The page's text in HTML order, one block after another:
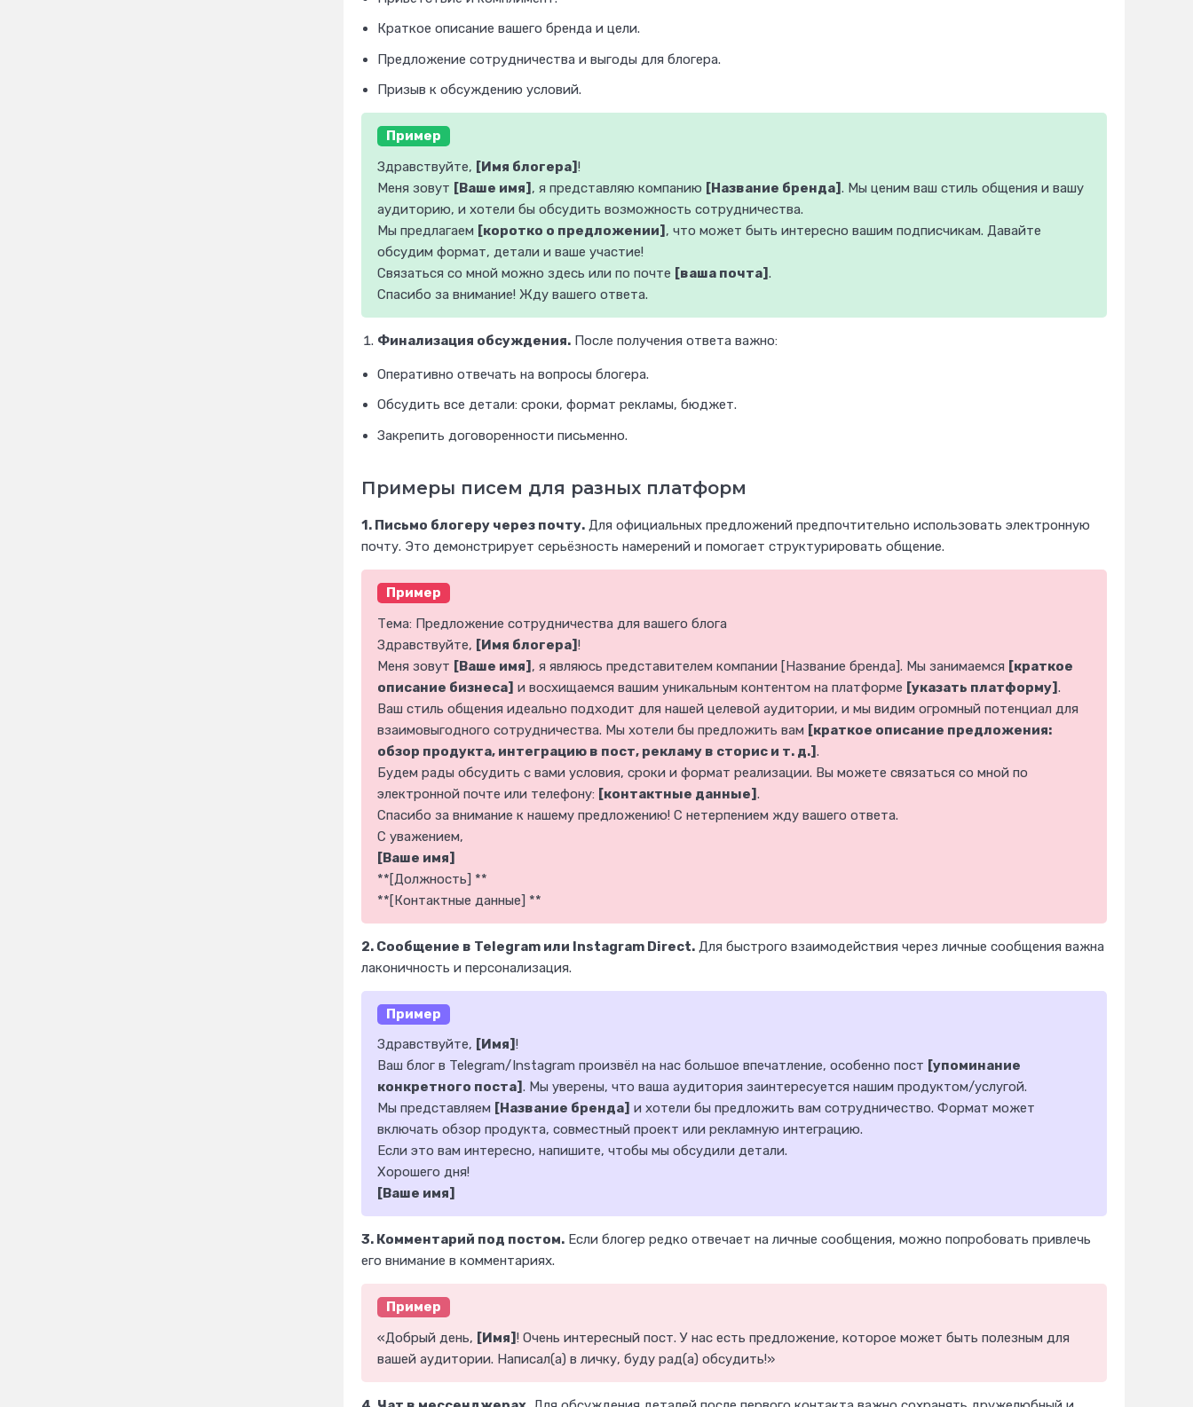
с
-
б
и
ж
е
?
Регистрируйтесь на Ворк24!
Х
о
е
ь
р
а
б
т
а
т
ь
у
д
а
л
н
о
?
Становись экспертом Ворк24!
Краткое описание вашего бренда и цели.
Предложение сотрудничества и выгоды для блогера.
Призыв к обсуждению условий.
Пример
Здравствуйте, [Имя блогера] !
Меня зовут [Ваше имя] , я представляю компанию [Название бренда] . Мы ценим ваш стиль общения и вашу
аудиторию, и хотели бы обсудить возможность сотрудничества.
Мы предлагаем [коротко о предложении] , что может быть интересно вашим подписчикам. Давайте
обсудим формат, детали и ваше участие!
Связаться со мной можно здесь или по почте [ваша почта] .
Спасибо за внимание! Жду вашего ответа.
Финализация обсуждения.После получения ответа важно:
Оперативно отвечать на вопросы блогера.
Обсудить все детали: сроки, формат рекламы, бюджет.
Закрепить договоренности письменно.
Примеры писем для разных платформ
1. Письмо блогеру через почту. Для официальных предложений предпочтительно использовать электронную
почту. Это демонстрирует серьёзность намерений и помогает структурировать общение.
Пример
Тема: Предложение сотрудничества для вашего блога
Здравствуйте, [Имя блогера] !
Меня зовут [Ваше имя] , я являюсь представителем компании [Название бренда]. Мы занимаемся [краткое
описание бизнеса] и восхищаемся вашим уникальным контентом на платформе [указать платформу] .
Ваш стиль общения идеально подходит для нашей целевой аудитории, и мы видим огромный потенциал для
взаимовыгодного сотрудничества. Мы хотели бы предложить вам [краткое описание предложения:
обзор продукта, интеграцию в пост, рекламу в сторис и т. д.] .
Будем рады обсудить с вами условия, сроки и формат реализации. Вы можете связаться со мной по
электронной почте или телефону: [контактные данные] .
Спасибо за внимание к нашему предложению! С нетерпением жду вашего ответа.
С уважением,
[Ваше имя]
**[Должность] **
**[Контактные данные] **
2. Сообщение в Telegram или Instagram Direct. Для быстрого взаимодействия через личные сообщения важна
лаконичность и персонализация.
Пример
Здравствуйте, [Имя] !
Ваш блог в Telegram/Instagram произвёл на нас большое впечатление, особенно пост [упоминание
конкретного поста] . Мы уверены, что ваша аудитория заинтересуется нашим продуктом/услугой.
Мы представляем [Название бренда] и хотели бы предложить вам сотрудничество. Формат может
включать обзор продукта, совместный проект или рекламную интеграцию.
Если это вам интересно, напишите, чтобы мы обсудили детали.
Хорошего дня!
[Ваше имя]
3. Комментарий под постом. Если блогер редко отвечает на личные сообщения, можно попробовать привлечь
его внимание в комментариях.
Пример
«Добрый день, [Имя] ! Очень интересный пост. У нас есть предложение, которое может быть полезным для
вашей аудитории. Написал(а) в личку, буду рад(а) обсудить!»